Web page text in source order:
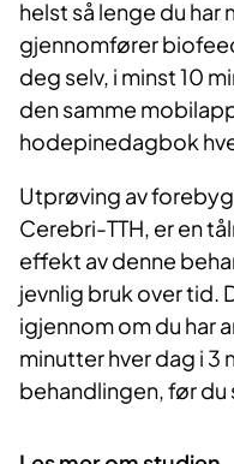
helst så lenge du har
gjennomfører
deg selv, i minst 10
den samme
hodepinedagbok
Utprøving av
Cerebri-TTH, er en
effekt av denne
jevnlig bruk over tid.
igjennom om du har
minutter hver dag i 3
behandlingen, før du